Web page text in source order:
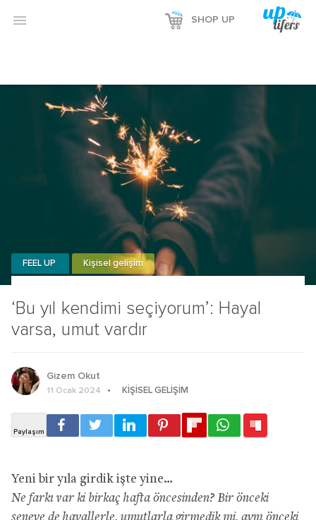
 SHOP UP
‘Bu yıl kendimi seçiyorum’: Hayal
varsa, umut vardır
FEEL UP Kişisel gelişim
Gizem Okut
11 Ocak 2024 KIŞISEL GELIŞIM
Yeni bir yıla girdik işte yine…
Ne farkı var ki birkaç hafta öncesinden? Bir önceki